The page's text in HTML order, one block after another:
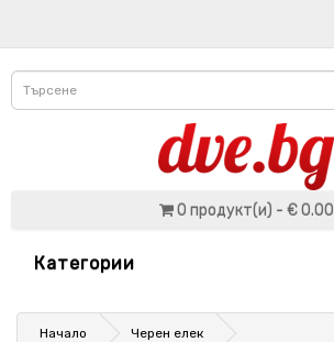
0 продукт(и) - € 0.00
Категории
Начало Черен елек